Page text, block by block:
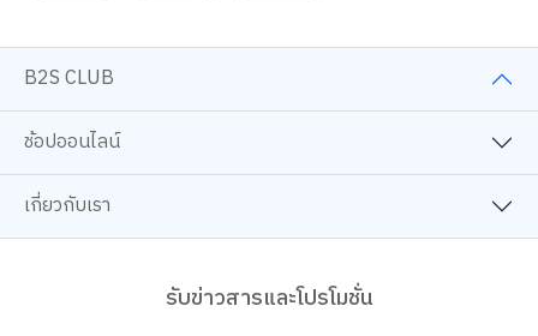
B2S CLUB
ช้อปออนไลน์
เกี่ยวกับเรา
รับข่าวสารและโปรโมชั่น